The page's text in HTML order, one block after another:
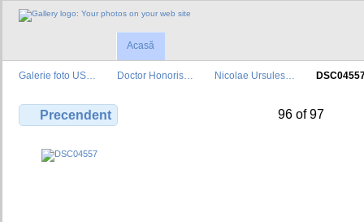
Acasă
Galerie foto US… Doctor Honoris… Nicolae Ursules…
Precendent 96 of 97